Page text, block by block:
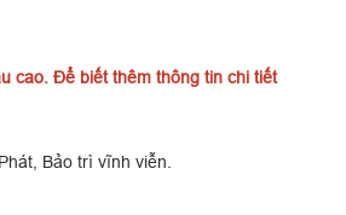
cao. Để biết thêm thông tin chi tiết
Bảo trì vĩnh viễn.